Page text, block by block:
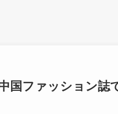
国ファッション